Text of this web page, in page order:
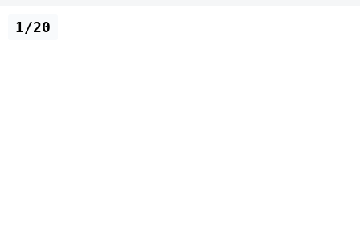
1/20